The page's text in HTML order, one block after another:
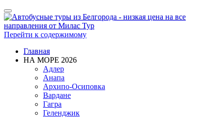
Показать/
Скрыть
навигацию
Перейти к содержимому
Главная
НА МОРЕ 2026
Адлер
Анапа
Архипо-Осиповка
Вардане
Гагра
Геленджик